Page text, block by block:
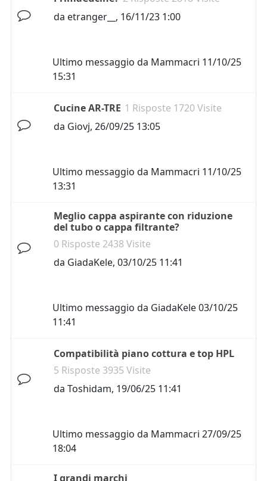
da etranger__ , 16/11/23 1:00
Ultimo messaggio da Mammacri 11/10/25
15:31
Cucine AR-TRE 1 Risposte 1720 Visite
da Giovj, 26/09/25 13:05
Ultimo messaggio da Mammacri 11/10/25
13:31
Meglio cappa aspirante con riduzione
del tubo o cappa filtrante?
0 Risposte 2438 Visite
da GiadaKele, 03/10/25 11:41
Ultimo messaggio da GiadaKele03/10/25
11:41
Compatibilità piano cottura e top HPL
5 Risposte 3935 Visite
da Toshidam, 19/06/25 11:41
Ultimo messaggio da Mammacri 27/09/25
18:04
I grandi marchi